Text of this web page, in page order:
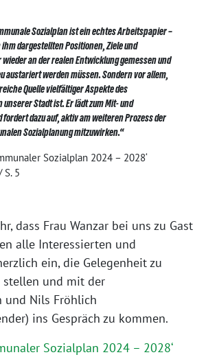
Sozialplan ist ein echtes Arbeitspapier –
dargestellten Positionen, Ziele und
an der realen Entwicklung gemessen und
austariert werden müssen. Sondern vor allem,
Quelle vielfältiger Aspekte des
Stadt ist. Er lädt zum Mit- und
fordert dazu auf, aktiv am weiteren Prozess der
Sozialplanung mitzuwirken.“
Sozialplan 2024 – 2028‘
S. 5
dass Frau Wanzar bei uns zu Gast
alle Interessierten und
ein, die Gelegenheit zu
stellen und mit der
und Nils Fröhlich
ins Gespräch zu kommen.
Sozialplan 2024 – 2028‘